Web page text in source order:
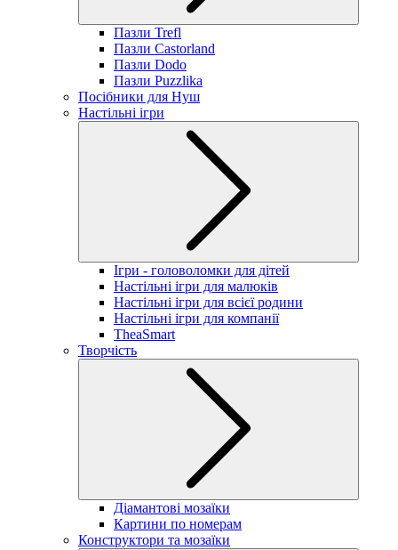
Пазли Trefl
Пазли Castorland
Пазли Dodo
Пазли Puzzlika
Посібники для Нуш
Настільні ігри
Ігри - головоломки для дітей
Настільні ігри для малюків
Настільні ігри для всієї родини
Настільні ігри для компанії
TheaSmart
Творчість
Діамантові мозаїки
Картини по номерам
Конструктори та мозаїки